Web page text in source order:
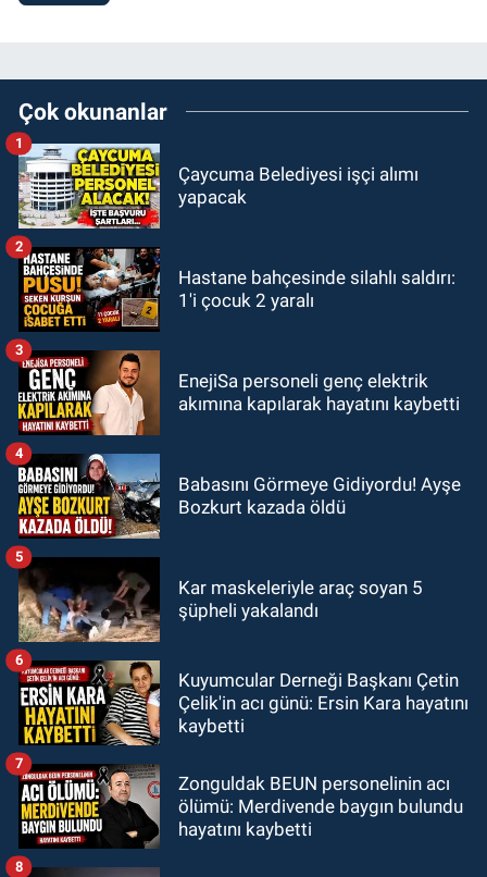
Çok okunanlar
Çaycuma Belediyesi işçi alımı
yapacak
1
Hastane bahçesinde silahlı saldırı:
1'i çocuk 2 yaralı
2
EnejiSa personeli genç elektrik
akımına kapılarak hayatını kaybetti
3
Babasını Görmeye Gidiyordu! Ayşe
Bozkurt kazada öldü
4
Kar maskeleriyle araç soyan 5
şüpheli yakalandı
5
Kuyumcular Derneği Başkanı Çetin
Çelik'in acı günü: Ersin Kara hayatını
kaybetti
6
Zonguldak BEUN personelinin acı
ölümü: Merdivende baygın bulundu
hayatını kaybetti
7
8